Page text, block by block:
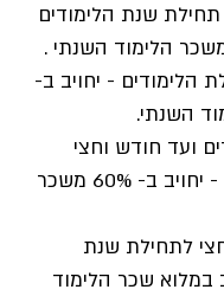
שנת הלימודים
הלימודים - יחויב ב-
ועד חודש וחצי
משנת הלימודים - יחויב ב- 60% משכר
לתחילת שנת
במלוא שכר הלימוד